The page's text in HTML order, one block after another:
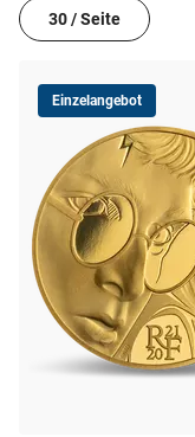
30 / Seite
Einzelangebot